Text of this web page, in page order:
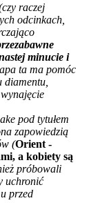
raczej
odcinkach,
minucie i
ta ma pomóc
diamentu,
pod tytułem
zapowiedzią
(Orient -
a kobiety są
próbowali
uchronić
przed